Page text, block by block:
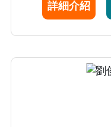
詳細介紹